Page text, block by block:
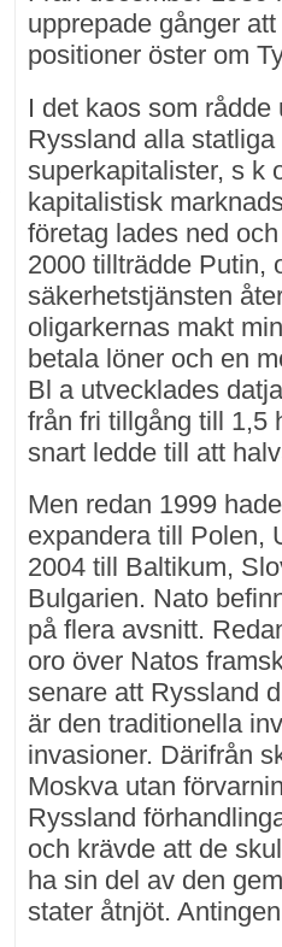
upprepade gånger
positioner öster om
I det kaos som
Ryssland alla
superkapitalister, s k
kapitalistisk
företag lades ned
2000 tillträdde Putin,
säkerhetstjänsten
oligarkernas makt
betala löner och en
Bl a utvecklades
från fri tillgång till 1,5
snart ledde till att
Men redan 1999
expandera till Polen,
2004 till Baltikum,
Bulgarien. Nato
på flera avsnitt.
oro över Natos
senare att Ryssland
är den traditionella
invasioner. Därifrån
Moskva utan
Ryssland
och krävde att de
ha sin del av den
stater åtnjöt.